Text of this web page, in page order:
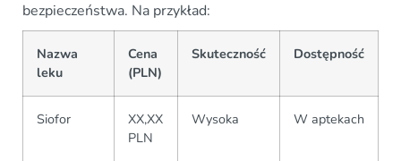
bezpieczeństwa. Na przykład:
Nazwa
leku
Cena
(PLN)
Skuteczność Dostępność
Siofor
XX,XX
PLN
Wysoka W aptekach